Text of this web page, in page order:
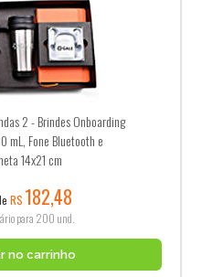
2 - Brindes Onboarding
mL, Fone Bluetooth e
14x21 cm
R$ 182,48
para 200 und.
no carrinho